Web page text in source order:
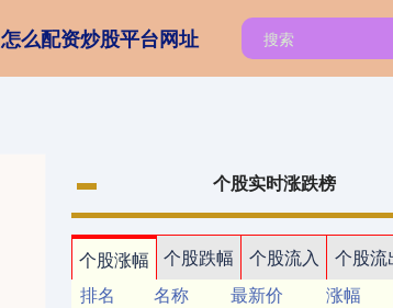
怎么配资炒股平台网址
个股实时涨跌榜
个股涨幅 个股跌幅 个股流入 个股流
排名
名称 最新价 涨幅